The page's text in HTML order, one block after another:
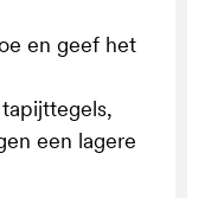
en geef het
een lagere